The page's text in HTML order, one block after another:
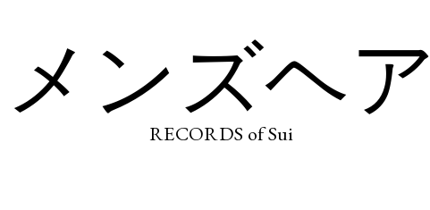
メンズヘア
RECORDS of Sui